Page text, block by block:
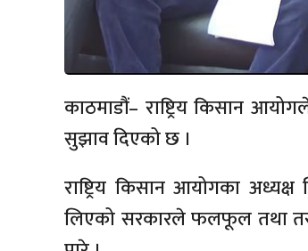
काठमाडौं– राष्ट्रिय किसान
सुझाव दिएको छ ।
राष्ट्रिय किसान आयोगका अध्यक्ष
लिएको सरकारले फलफूल तथा